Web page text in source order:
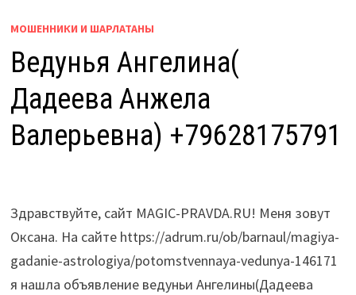
МОШЕННИКИ И ШАРЛАТАНЫ
Ведунья Ангелина(
Дадеева Анжела
Валерьевна) +79628175791
Здравствуйте, сайт MAGIC-PRAVDA.RU! Меня зовут
Оксана. На сайте https://adrum.ru/ob/barnaul/magiya-
gadanie-astrologiya/potomstvennaya-vedunya-146171
я нашла объявление ведуньи Ангелины(Дадеева